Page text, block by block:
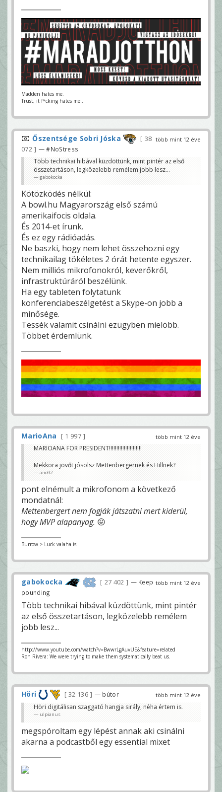
Madden hates me.
Trust, it f*cking hates me...
több mint 12 éve
Őszentsége Sobri Jóska
38
072
— #NoStress
Több technikai hibával küzdöttünk, mint pintér az első
összetartáson, legközelebb remélem jobb lesz...
gabokocka
Kötözködés nélkül:
A bowl.hu Magyarország első számú
amerikaifocis oldala.
És 2014-et írunk.
És ez egy rádióadás.
Ne baszki, hogy nem lehet összehozni egy
technikailag tökéletes 2 órát hetente egyszer.
Nem milliós mikrofonokról, keverőkről,
infrastruktúráról beszélünk.
Ha egy tableten folytatunk
konferenciabeszélgetést a Skype-on jobb a
minősége.
Tessék valamit csinálni ezügyben mielöbb.
Többet érdemlünk.
több mint 12 éve
MarioAna
1 997
MARIOANA FOR PRESIDENT!!!!!!!!!!!!!!!!!!!!!!
Mekkora jövőt jósolsz Mettenbergernek és Hillnek?
ano92
pont elnémult a mikrofonom a következő
mondatnál:
Mettenbergert nem fogják játszatni mert kiderül,
hogy MVP alapanyag. 😛
Burrow > Luck valaha is
több mint 12 éve
gabokocka 27 402
— Keep
pounding
Több technikai hibával küzdöttünk, mint pintér
az első összetartáson, legközelebb remélem
jobb lesz...
http://www.youtube.com/watch?v=BwwrLgAuvUE&feature=related
Ron Rivera: We were trying to make them systematically beat us.
több mint 12 éve
Höri 32 136 — bútor
Höri digitálisan szaggató hangja sirály, néha értem is.
ulpianus
megspóroltam egy lépést annak aki csinálni
akarna a podcastből egy essential mixet